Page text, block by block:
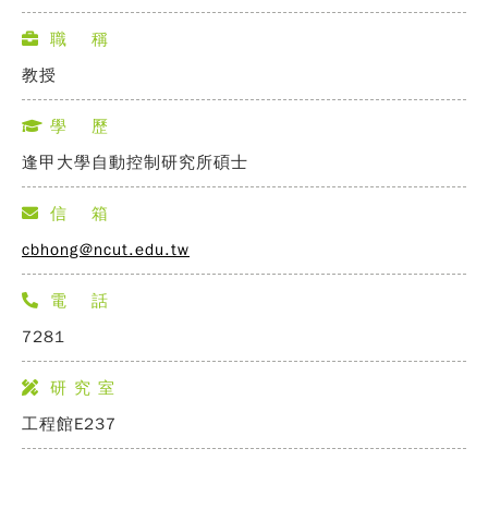
職 稱
教授
學 歷
逢甲大學自動控制研究所碩士
信 箱
cbhong@ncut.edu.tw
電 話
7281
研 究 室
工程館E237